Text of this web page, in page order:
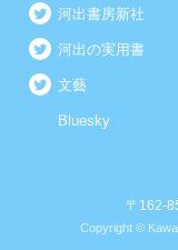
河出書房新社
河出の実用書
文藝
Bluesky
〒162-
Copyright ©